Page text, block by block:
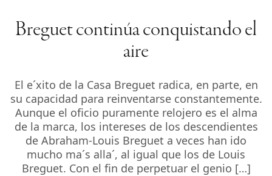
Breguet continúa conquistando el
aire
El e´xito de la Casa Breguet radica, en parte, en
su capacidad para reinventarse constantemente.
Aunque el oficio puramente relojero es el alma
de la marca, los intereses de los descendientes
de Abraham-Louis Breguet a veces han ido
mucho ma´s alla´, al igual que los de Louis
Breguet. Con el fin de perpetuar el genio […]